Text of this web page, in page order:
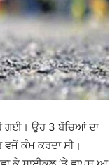
ਗਈ। ਉਹ 3 ਬੱਚਿਆਂ ਦਾ
ਵਜੋਂ ਕੰਮ ਕਰਦਾ ਸੀ।